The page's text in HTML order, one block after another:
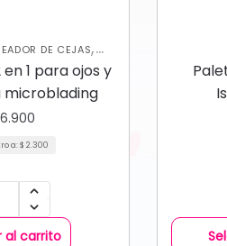
DE CEJAS,
DE OJOS,OJOS
1 para ojos y
microblading
6.900
a:$ 2.300
al carrito